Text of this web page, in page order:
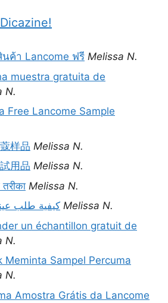
ค้า Lancome ฟรี Melissa N.
muestra gratuita de
N.
Free Lancome Sample
样品 Melissa N.
用品 Melissa N.
Melissa N.
كيفية طلب Melissa N.
un échantillon gratuit de
N.
Meminta Sampel Percuma
N.
Amostra Grátis da Lancome